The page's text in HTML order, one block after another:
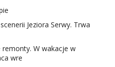
Jeziora Serwy. Trwa
W wakacje w
wre